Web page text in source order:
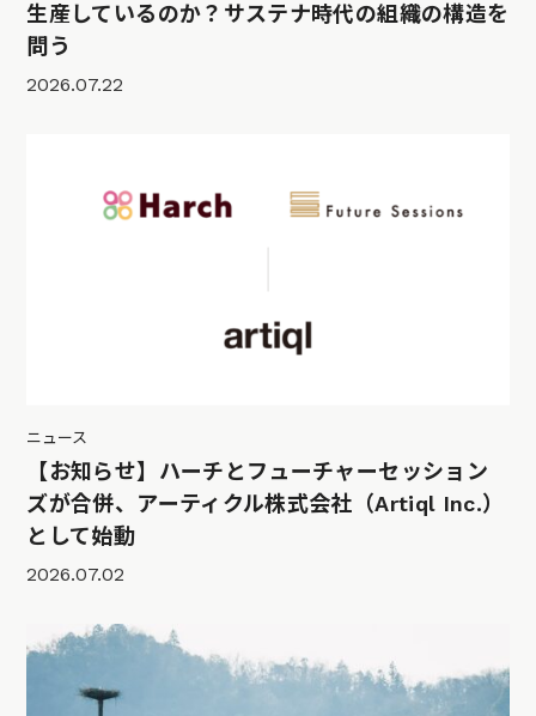
生産しているのか？サステナ時代の組織の構造を
問う
2026.07.22
ニュース
【お知らせ】ハーチとフューチャーセッション
ズが合併、アーティクル株式会社（Artiql Inc.）
として始動
2026.07.02